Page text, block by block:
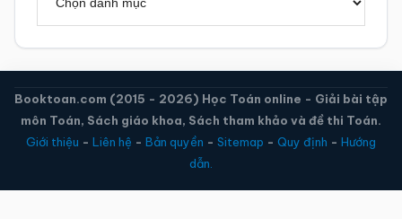
Booktoan.com (2015 - 2026) Học Toán online - Giải bài tập
môn Toán, Sách giáo khoa, Sách tham khảo và đề thi Toán.
Giới thiệu - Liên hệ - Bản quyền - Sitemap - Quy định - Hướng
dẫn.